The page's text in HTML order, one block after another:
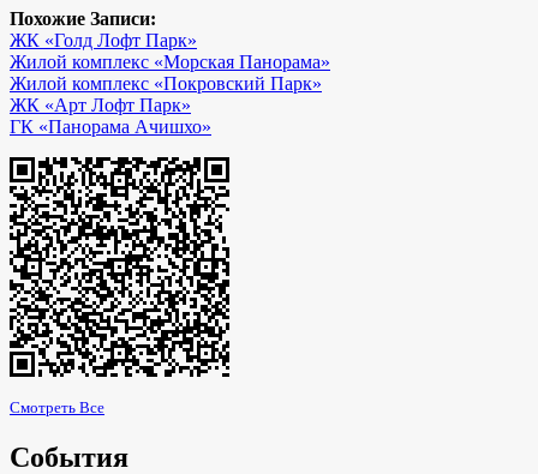
Похожие Записи:
ЖК «Голд Лофт Парк»
Жилой комплекс «Морская Панорама»
Жилой комплекс «Покровский Парк»
ЖК «Арт Лофт Парк»
ГК «Панорама Ачишхо»
Смотреть Все
События